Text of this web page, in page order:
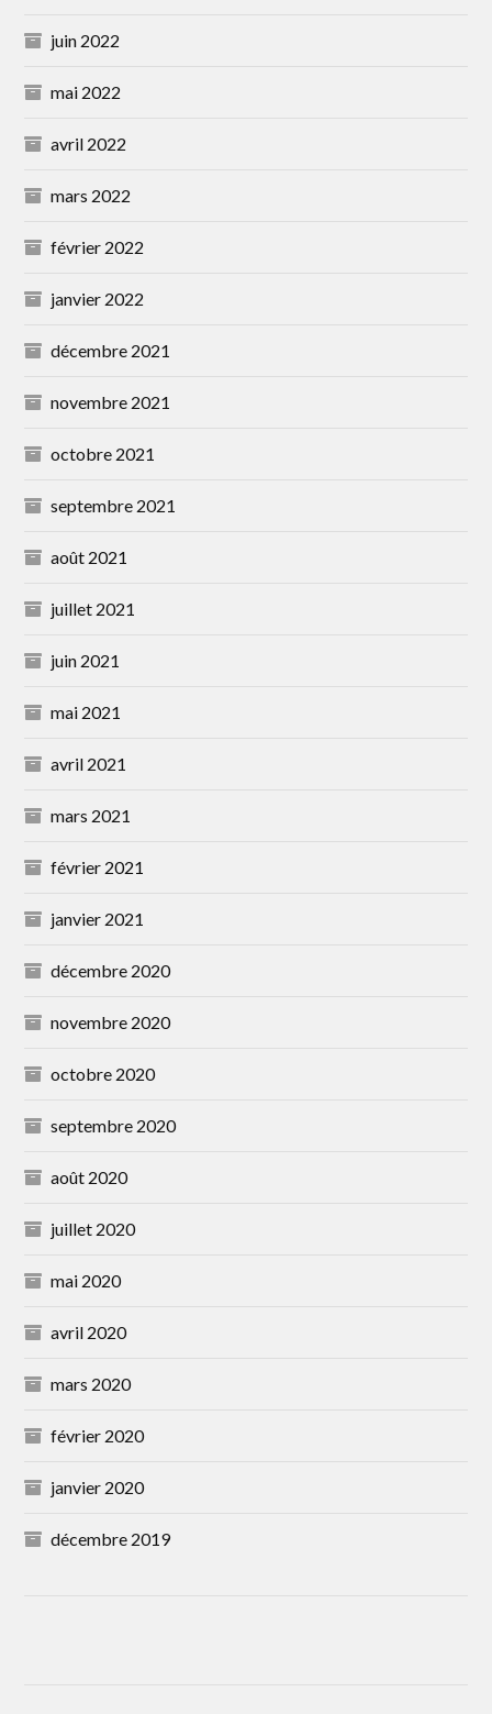
juin 2022
mai 2022
avril 2022
mars 2022
février 2022
janvier 2022
décembre 2021
novembre 2021
octobre 2021
septembre 2021
août 2021
juillet 2021
juin 2021
mai 2021
avril 2021
mars 2021
février 2021
janvier 2021
décembre 2020
novembre 2020
octobre 2020
septembre 2020
août 2020
juillet 2020
mai 2020
avril 2020
mars 2020
février 2020
janvier 2020
décembre 2019